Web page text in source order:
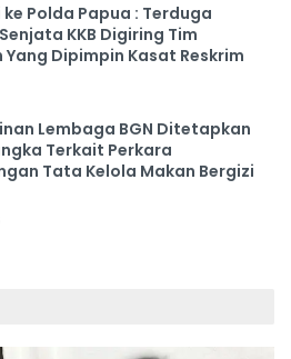
Polda Papua : Terduga
KKB Digiring Tim
Dipimpin Kasat Reskrim
Lembaga BGN Ditetapkan
Terkait Perkara
Tata Kelola Makan Bergizi